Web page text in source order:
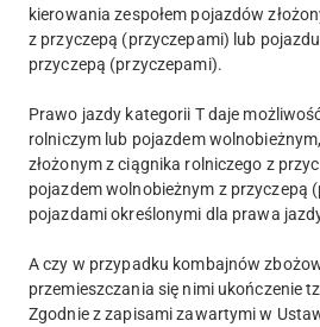
kierowania zespołem pojazdów
z przyczepą (przyczepami) lub
przyczepą (przyczepami).
Prawo jazdy kategorii T daje
rolniczym lub pojazdem
złożonym z ciągnika rolniczego z
pojazdem wolnobieżnym z przyczepą
pojazdami określonymi dla prawa
A czy w przypadku kombajnów
przemieszczania się nimi ukończenie
Zgodnie z zapisami zawartymi w